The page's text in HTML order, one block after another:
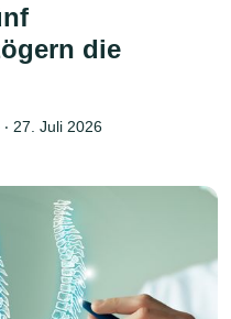
die
‧ 27. Juli 2026